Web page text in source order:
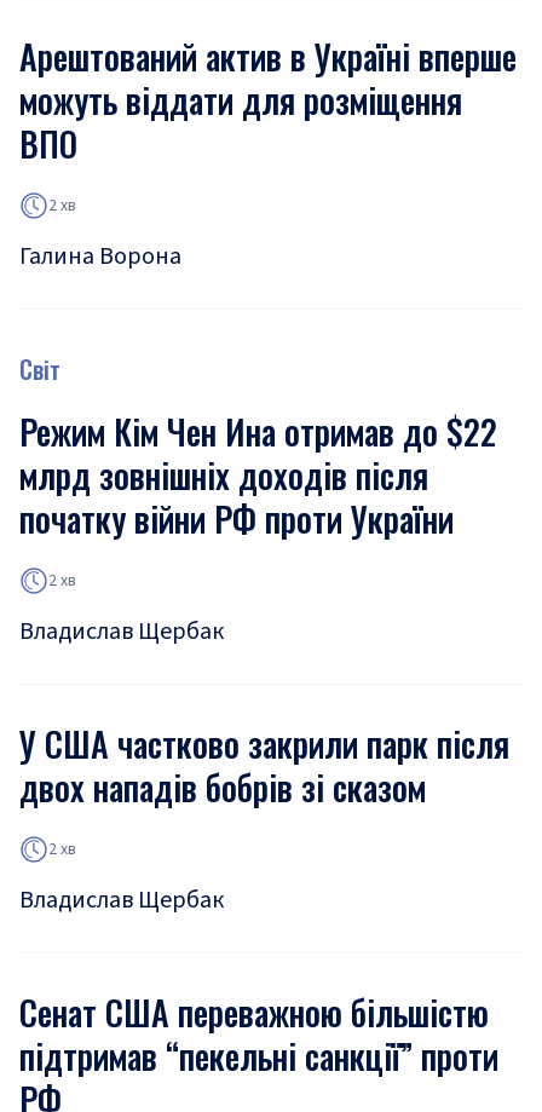
Арештований актив в Україні вперше
можуть віддати для розміщення
ВПО
2 хв
Галина Ворона
Світ
Режим Кім Чен Ина отримав до $22
млрд зовнішніх доходів після
початку війни РФ проти України
2 хв
Владислав Щербак
У США частково закрили парк після
двох нападів бобрів зі сказом
2 хв
Владислав Щербак
Сенат США переважною більшістю
підтримав “пекельні санкції” проти
РФ